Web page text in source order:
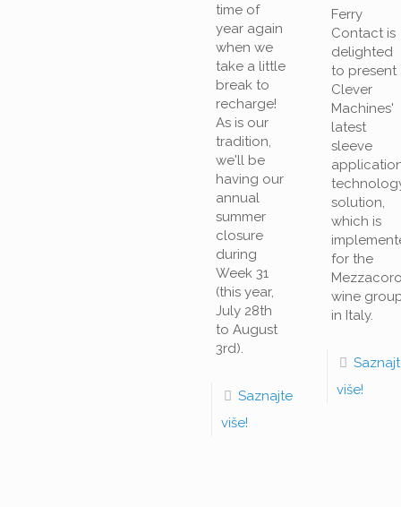
time of
year again
when we
take a little
break to
recharge!
As is our
tradition,
we'll be
having our
annual
summer
closure
during
Week 31
(this year,
July 28th
to August
3rd).
Saznajte
više!
Ferry
Contact is
delighted
to present
Clever
Machines'
latest
sleeve
solution,
which is
for the
wine
in Italy.
više!